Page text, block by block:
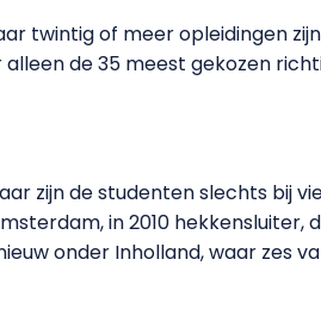
twintig of meer opleidingen
de 35 meest gekozen
zijn de studenten slechts bij
in 2010
onder Inholland, waar zes